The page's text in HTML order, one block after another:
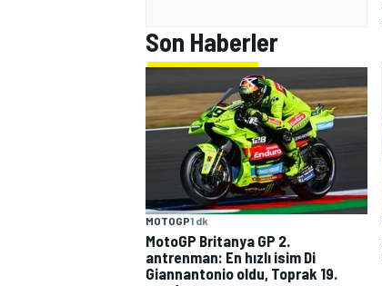
Son Haberler
MOTOGP1 dk
MotoGP Britanya GP 2.
antrenman: En hızlı isim Di
Giannantonio oldu, Toprak 19.